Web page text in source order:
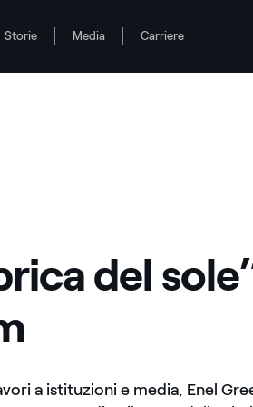
Storie Media Carriere
del
a istituzioni e media, Enel